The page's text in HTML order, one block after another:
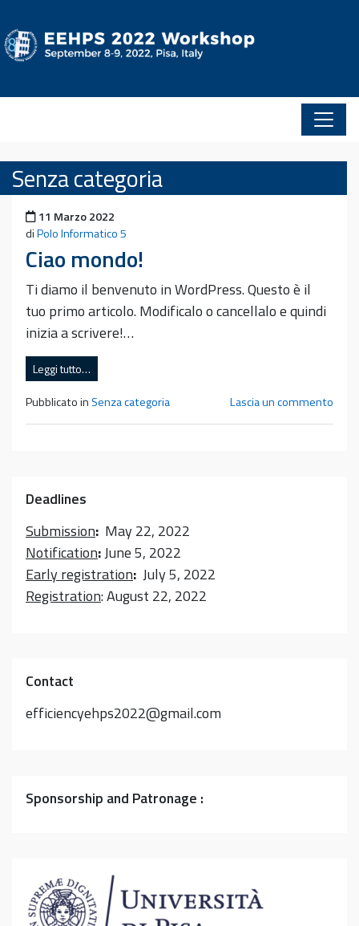
Senza categoria
Pubblicato il
11 Marzo 2022
diPolo Informatico 5
Ciao mondo!
Ti diamo il benvenuto in WordPress. Questo è il
tuo primo articolo. Modificalo o cancellalo e quindi
inizia a scrivere!…
Leggi tutto…
Lascia un commento
Pubblicato inSenza categoria
Deadlines
Submission: May 22, 2022
Notification:June 5, 2022
Early registration: July 5, 2022
Registration: August 22, 2022
Contact
efficiencyehps2022@gmail.com
Sponsorship and Patronage :